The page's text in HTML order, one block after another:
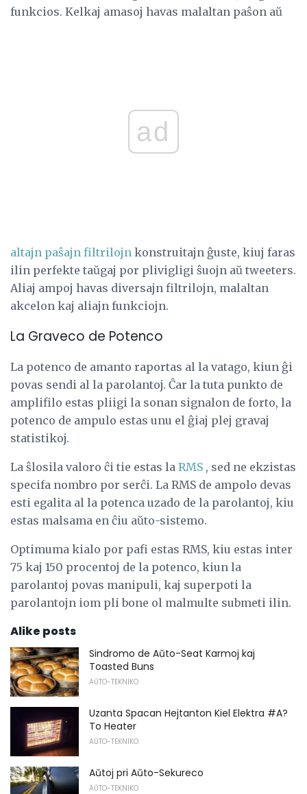
funkcios. Kelkaj amasoj havas malaltan paŝon aŭ
ad
altajn paŝajn filtrilojn konstruitajn ĝuste, kiuj faras
ilin perfekte taŭgaj por plivigligi ŝuojn aŭ tweeters.
Aliaj ampoj havas diversajn filtrilojn, malaltan
akcelon kaj aliajn funkciojn.
La Graveco de Potenco
La potenco de amanto raportas al la vatago, kiun ĝi
povas sendi al la parolantoj. Ĉar la tuta punkto de
amplifilo estas pliigi la sonan signalon de forto, la
potenco de ampulo estas unu el ĝiaj plej gravaj
statistikoj.
La ŝlosila valoro ĉi tie estas la RMS , sed ne ekzistas
specifa nombro por serĉi. La RMS de ampolo devas
esti egalita al la potenca uzado de la parolantoj, kiu
estas malsama en ĉiu aŭto-sistemo.
Optimuma kialo por pafi estas RMS, kiu estas inter
75 kaj 150 procentoj de la potenco, kiun la
parolantoj povas manipuli, kaj superpoti la
parolantojn iom pli bone ol malmulte submeti ilin.
Alike posts
Sindromo de Aŭto-Seat Karmoj kaj
Toasted Buns
AŬTO-TEKNIKO
Uzanta Spacan Hejtanton Kiel Elektra #A?
To Heater
AŬTO-TEKNIKO
Aŭtoj pri Aŭto-Sekureco
AŬTO-TEKNIKO